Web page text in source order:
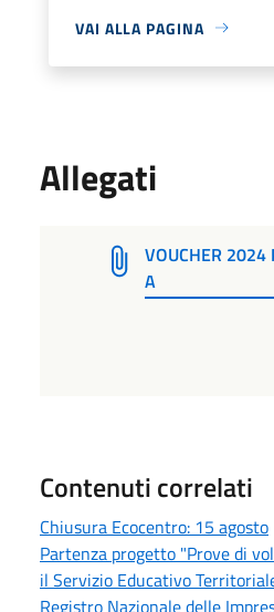
VAI ALLA PAGINA
Allegati
VOUCHER 2024
A
Contenuti correlati
Chiusura Ecocentro: 15 agosto
Partenza progetto "Prove di
il Servizio Educativo
Registro Nazionale delle